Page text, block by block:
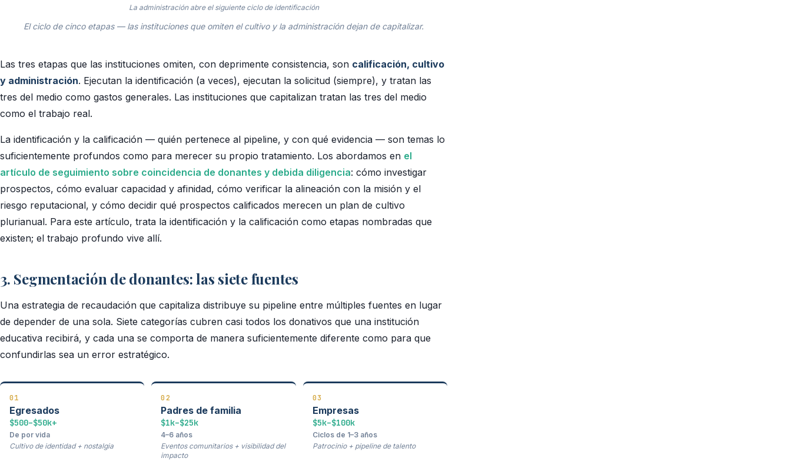
La administración abre el siguiente ciclo de identificación
El ciclo de cinco etapas — las instituciones que omiten el cultivo y la administración dejan de capitalizar.
Las tres etapas que las instituciones omiten, con deprimente consistencia, son calificación, cultivo
y administración. Ejecutan la identificación (a veces), ejecutan la solicitud (siempre), y tratan las
tres del medio como gastos generales. Las instituciones que capitalizan tratan las tres del medio
como el trabajo real.
La identificación y la calificación — quién pertenece al pipeline, y con qué evidencia — son temas lo
suficientemente profundos como para merecer su propio tratamiento. Los abordamos en el
artículo de seguimiento sobre coincidencia de donantes y debida diligencia: cómo investigar
prospectos, cómo evaluar capacidad y afinidad, cómo verificar la alineación con la misión y el
riesgo reputacional, y cómo decidir qué prospectos calificados merecen un plan de cultivo
plurianual. Para este artículo, trata la identificación y la calificación como etapas nombradas que
existen; el trabajo profundo vive allí.
3. Segmentación de donantes: las siete fuentes
Una estrategia de recaudación que capitaliza distribuye su pipeline entre múltiples fuentes en lugar
de depender de una sola. Siete categorías cubren casi todos los donativos que una institución
educativa recibirá, y cada una se comporta de manera suficientemente diferente como para que
confundirlas sea un error estratégico.
01
Egresados
$500–$50k+
De por vida
Cultivo de identidad + nostalgia
02
Padres de familia
$1k–$25k
4–6 años
Eventos comunitarios + visibilidad del
impacto
03
Empresas
$5k–$100k
Ciclos de 1–3 años
Patrocinio + pipeline de talento